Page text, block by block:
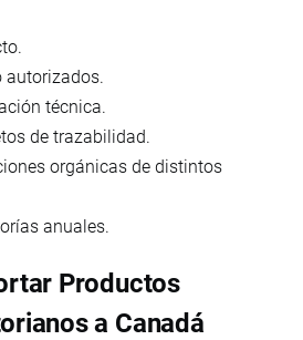
autorizados.
técnica.
de trazabilidad.
orgánicas de distintos
anuales.
Productos
a Canadá